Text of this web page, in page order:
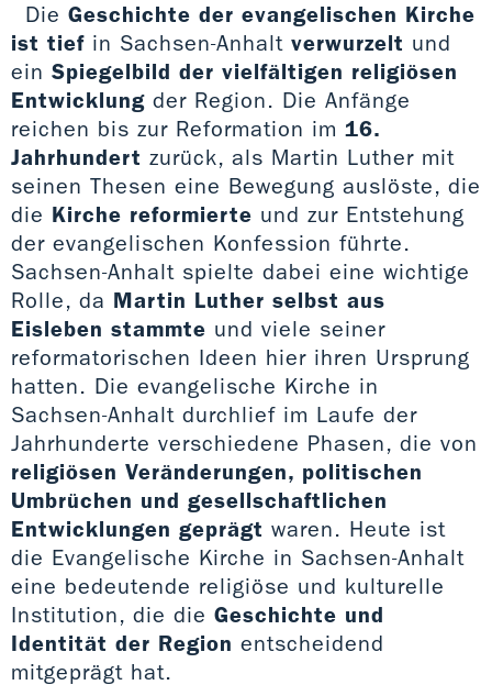
Die Geschichte der evangelischen Kirche
ist tief in Sachsen-Anhalt verwurzelt und
ein Spiegelbild der vielfältigen religiösen
Entwicklung der Region. Die Anfänge
reichen bis zur Reformation im 16.
Jahrhundert zurück, als Martin Luther mit
seinen Thesen eine Bewegung auslöste, die
die Kirche reformierte und zur Entstehung
der evangelischen Konfession führte.
Sachsen-Anhalt spielte dabei eine wichtige
Rolle, da Martin Luther selbst aus
Eisleben stammte und viele seiner
reformatorischen Ideen hier ihren Ursprung
hatten. Die evangelische Kirche in
Sachsen-Anhalt durchlief im Laufe der
Jahrhunderte verschiedene Phasen, die von
religiösen Veränderungen, politischen
Umbrüchen und gesellschaftlichen
Entwicklungen geprägt waren. Heute ist
die Evangelische Kirche in Sachsen-Anhalt
eine bedeutende religiöse und kulturelle
Institution, die die Geschichte und
Identität der Region entscheidend
mitgeprägt hat.